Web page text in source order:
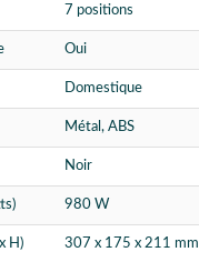
7 positions
Oui
Domestique
Métal, ABS
Noir
980 W
H) 307 x 175 x 211 mm